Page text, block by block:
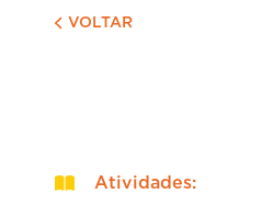
VOLTAR
Atividades: